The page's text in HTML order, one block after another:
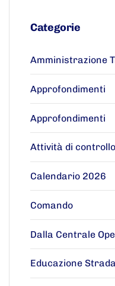
Categorie
Amministrazione
Approfondimenti
Approfondimenti
Attività di controllo
Calendario 2026
Comando
Dalla Centrale
Educazione